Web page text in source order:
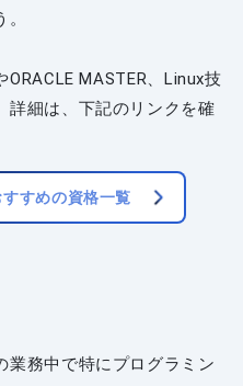
MASTER、Linux技
詳細は、下記のリンクを確
すめの資格一覧
業務中で特にプログラミン